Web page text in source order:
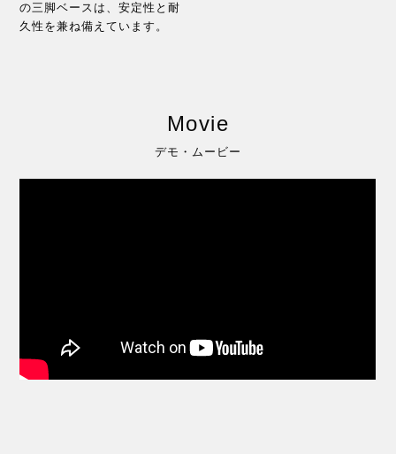
の三脚ベースは、安定性と耐
久性を兼ね備えています。
Movie
デモ・ムービー